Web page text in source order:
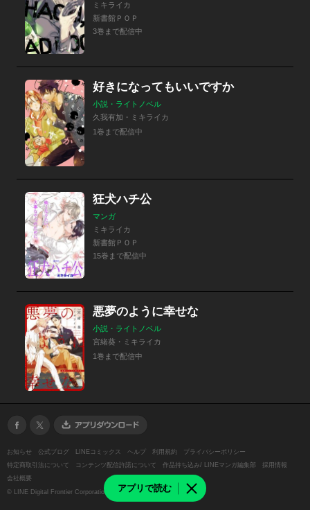
アプリで読む
ミキライカ
新書館ＰＯＰ
3巻まで配信中
好きになってもいいですか
小説・ライトノベル
久我有加・ミキライカ
1巻まで配信中
狂犬ハチ公
マンガ
ミキライカ
新書館ＰＯＰ
15巻まで配信中
悪夢のように幸せな
小説・ライトノベル
宮緒葵・ミキライカ
1巻まで配信中
お知らせ 公式ブログ LINEコミックス ヘルプ 利用規約
プライバシーポリシー
特定商取引法について
コンテンツ配信許諾について 作品持ち込み/ LINEマンガ編集部
採用情報
会社概要
© LINE Digital Frontier Corporation